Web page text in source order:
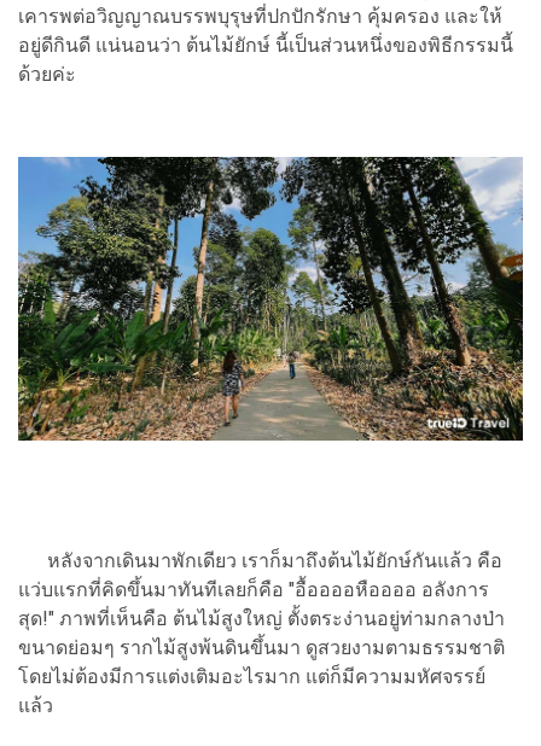
เคารพต่อวิญญาณบรรพบุรุษที่ปกปักรักษา คุ้มครอง และให้
อยู่ดีกินดี แน่นอนว่า ต้นไม้ยักษ์ นี้เป็นส่วนหนึ่งของพิธีกรรมนี้
ด้วยค่ะ
หลังจากเดินมาพักเดียว เราก็มาถึงต้นไม้ยักษ์กันแล้ว คือ
แว่บแรกที่คิดขึ้นมาทันทีเลยก็คือ "อื้ออออหืออออ อลังการ
สุด!" ภาพที่เห็นคือ ต้นไม้สูงใหญ่ ตั้งตระง่านอยู่ท่ามกลางป่า
ขนาดย่อมๆ รากไม้สูงพ้นดินขึ้นมา ดูสวยงามตามธรรมชาติ
โดยไม่ต้องมีการแต่งเติมอะไรมาก แต่ก็มีความมหัศจรรย์
แล้ว